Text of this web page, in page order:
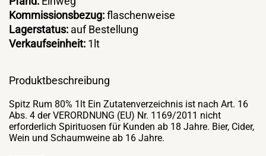
Kommissionsbezug:flaschenweise
Lagerstatus: auf Bestellung
Verkaufseinheit: 1lt
Produktbeschreibung
Spitz Rum 80% 1lt Ein Zutatenverzeichnis ist nach Art. 16
Abs. 4 der VERORDNUNG (EU) Nr. 1169/2011 nicht
erforderlich Spirituosen für Kunden ab 18 Jahre. Bier, Cider,
Wein und Schaumweine ab 16 Jahre.